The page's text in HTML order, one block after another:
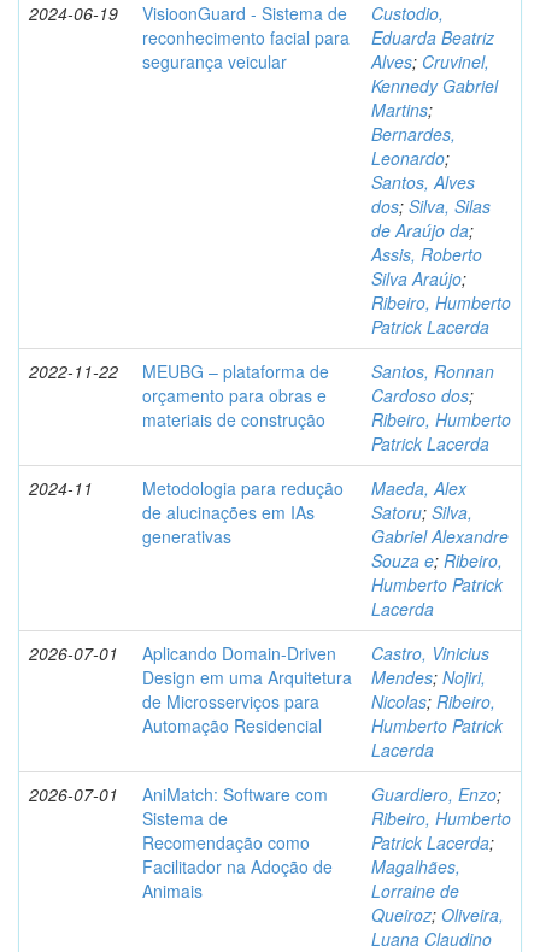
2024-06-19
VisioonGuard - Sistema de
reconhecimento facial para
segurança veicular
Custodio,
Eduarda Beatriz
Alves; Cruvinel,
Kennedy Gabriel
Martins;
Bernardes,
Leonardo;
Santos, Alves
dos; Silva, Silas
de Araújo da;
Assis, Roberto
Silva Araújo;
Ribeiro, Humberto
Patrick Lacerda
2022-11-22
MEUBG – plataforma de
orçamento para obras e
materiais de construção
Santos, Ronnan
Cardoso dos;
Ribeiro, Humberto
Patrick Lacerda
2024-11
Metodologia para redução
de alucinações em IAs
generativas
Maeda, Alex
Satoru; Silva,
Gabriel Alexandre
Souza e; Ribeiro,
Humberto Patrick
Lacerda
2026-07-01
Aplicando Domain-Driven
Design em uma Arquitetura
de Microsserviços para
Automação Residencial
Castro, Vinicius
Mendes; Nojiri,
Nicolas; Ribeiro,
Humberto Patrick
Lacerda
2026-07-01
AniMatch: Software com
Sistema de
Recomendação como
Facilitador na Adoção de
Animais
Guardiero, Enzo;
Ribeiro, Humberto
Patrick Lacerda;
Magalhães,
Lorraine de
Queiroz; Oliveira,
Luana Claudino